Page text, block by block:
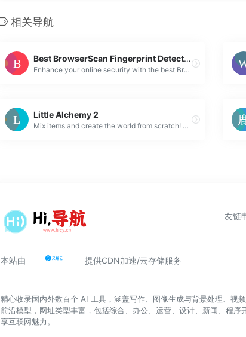
相关导航
Best BrowserScan Fingerprint Detection Tool – Improve your online privacy security
Enhance your online security with the best BrowserScan fingerprint checking tool. Protect and prevent your privacy from leaking with our advanced tech...
Little Alchemy 2
Mix items and create the world from scratch! Discover interesting items accompanied by funny descriptions and lose yourself exploring the huge, exciti...
本站由 提供CDN加速/云存储服务
友链
精心收录国内外数百个 AI 工具，涵盖写作、图像生成与背景处理、视
前沿模型，网址类型丰富，包括综合、办公、运营、设计、新闻、程
享互联网魅力。